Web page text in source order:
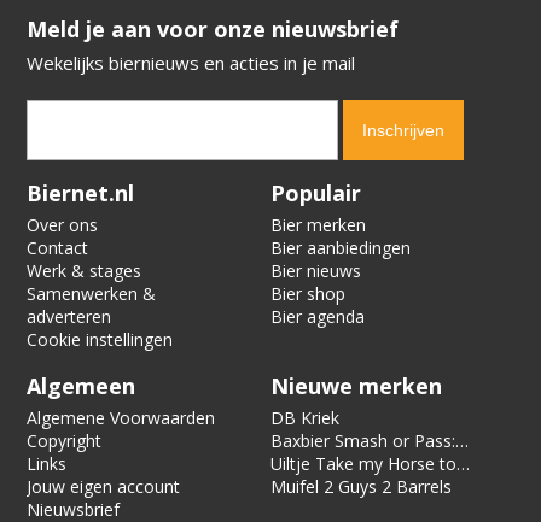
​​​​​​​Meld je aan voor onze nieuwsbrief
Wekelijks biernieuws en acties in je mail
Verification code:
Biernet.nl
Over ons
Contact
Werk & stages
Samenwerken &
adverteren
Cookie instellingen
Populair
Bier merken
Bier aanbiedingen
Bier nieuws
Bier shop
Bier agenda
Algemeen
Algemene Voorwaarden
Copyright
Links
Jouw eigen account
Nieuwsbrief
Nieuwe merken
DB Kriek
Baxbier Smash or Pass:
Strata
Uiltje Take my Horse to
the Hotel Room
Muifel 2 Guys 2 Barrels